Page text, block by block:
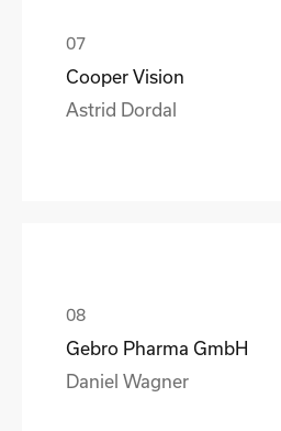
Cooper Vision
Astrid Dordal
Gebro Pharma GmbH
Daniel Wagner